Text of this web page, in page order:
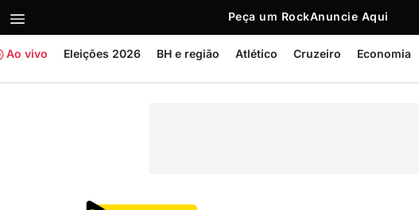
Peça um RockAnuncie Aqui
Ao vivo Eleições 2026 BH e região Atlético Cruzeiro Economia